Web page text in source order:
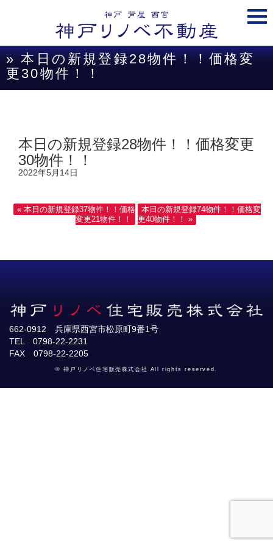
» 本日の新規登録28物件！！価格変
更30物件！！
本日の新規登録28物件！！価格変更
30物件！！
2022年5月14日
« 本日の新規登録37物件！！価格
変更21物件！！
本日の新規登録74物件！！価格変
更40物件！！ »
662-0912 兵庫県西宮市松原町9番1号
TEL 0798-22-2231
FAX 0798-22-2205
© 神戸リノベ住宅販売株式会社 All rights reserved.